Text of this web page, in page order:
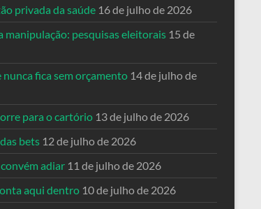
privada da saúde 16 de julho de 2026
manipulação: pesquisas eleitorais 15 de
nunca fica sem orçamento 14 de julho de
para o cartório 13 de julho de 2026
bets 12 de julho de 2026
adiar 11 de julho de 2026
aqui dentro 10 de julho de 2026